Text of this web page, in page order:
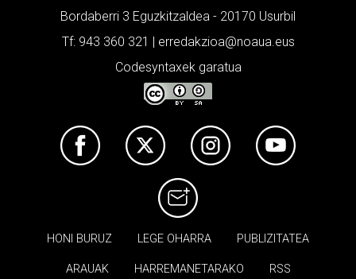
Bordaberri 3 Eguzkitzaldea - 20170 Usurbil
Tf: 943 360 321 | erredakzioa@noaua.eus
Codesyntaxek garatua
HONI BURUZ LEGE OHARRA PUBLIZITATEA
ARAUAK HARREMANETARAKO RSS